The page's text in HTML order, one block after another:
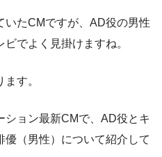
いたCMですが、AD役の男性
でよく見掛けますね。
す。
ション最新CMで、AD役とキ
優（男性）について紹介して